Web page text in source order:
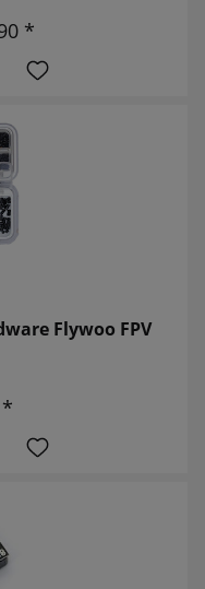
*
Flywoo FPV